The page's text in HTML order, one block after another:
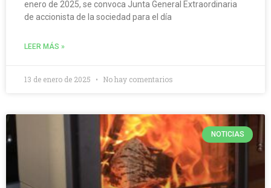
enero de 2025, se convoca Junta General Extraordinaria
de accionista de la sociedad para el día
LEER MÁS »
13 de enero de 2025 No hay comentarios
NOTICIAS